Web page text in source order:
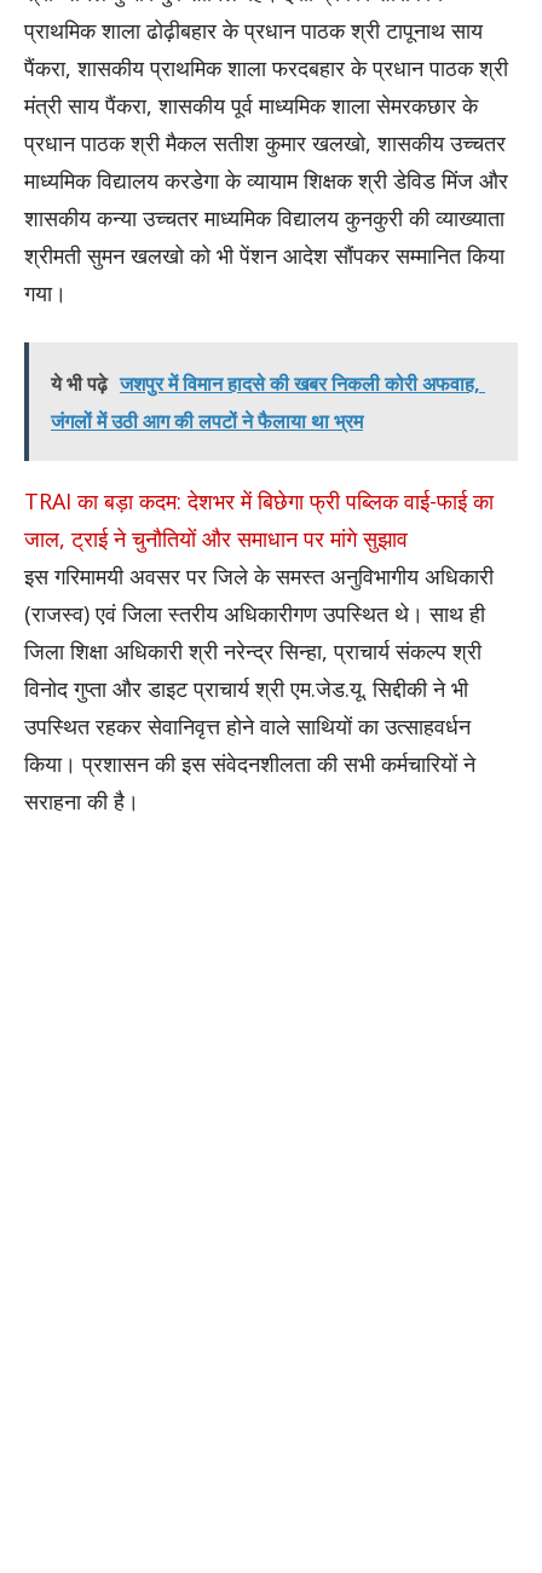
प्राथमिक शाला ढोढ़ीबहार के प्रधान पाठक श्री टापूनाथ साय
पैंकरा, शासकीय प्राथमिक शाला फरदबहार के प्रधान पाठक श्री
मंत्री साय पैंकरा, शासकीय पूर्व माध्यमिक शाला सेमरकछार के
प्रधान पाठक श्री मैकल सतीश कुमार खलखो, शासकीय उच्चतर
माध्यमिक विद्यालय करडेगा के व्यायाम शिक्षक श्री डेविड मिंज और
शासकीय कन्या उच्चतर माध्यमिक विद्यालय कुनकुरी की व्याख्याता
श्रीमती सुमन खलखो को भी पेंशन आदेश सौंपकर सम्मानित किया
गया।
ये भी पढ़े जशपुर में विमान हादसे की खबर निकली कोरी अफवाह,
जंगलों में उठी आग की लपटों ने फैलाया था भ्रम
TRAI का बड़ा कदम: देशभर में बिछेगा फ्री पब्लिक वाई-फाई का
जाल, ट्राई ने चुनौतियों और समाधान पर मांगे सुझाव
इस गरिमामयी अवसर पर जिले के समस्त अनुविभागीय अधिकारी
(राजस्व) एवं जिला स्तरीय अधिकारीगण उपस्थित थे। साथ ही
जिला शिक्षा अधिकारी श्री नरेन्द्र सिन्हा, प्राचार्य संकल्प श्री
विनोद गुप्ता और डाइट प्राचार्य श्री एम.जेड.यू. सिद्दीकी ने भी
उपस्थित रहकर सेवानिवृत्त होने वाले साथियों का उत्साहवर्धन
किया। प्रशासन की इस संवेदनशीलता की सभी कर्मचारियों ने
सराहना की है।